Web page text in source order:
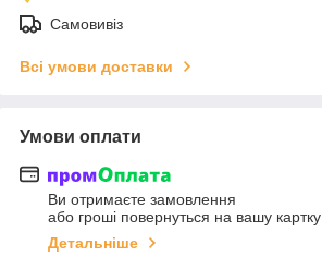
Самовивіз
Всі умови доставки
Умови оплати
Ви отримаєте замовлення
або гроші повернуться на вашу картку
Детальніше